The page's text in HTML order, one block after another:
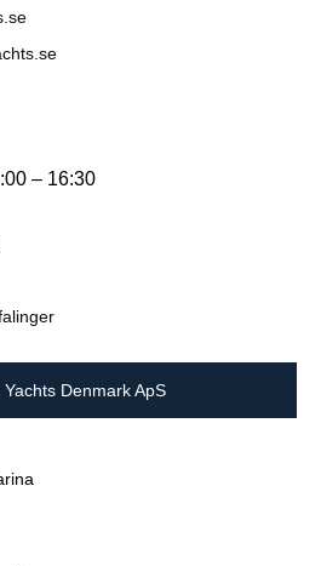
– 16:30
Yachts Denmark ApS